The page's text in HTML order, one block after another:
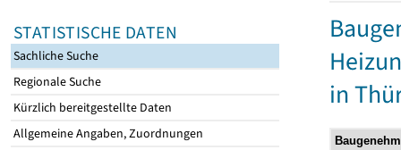
STATISTISCHE DATEN
Sachliche Suche
Regionale Suche
Kürzlich bereitgestellte Daten
Allgemeine Angaben, Zuordnungen
in